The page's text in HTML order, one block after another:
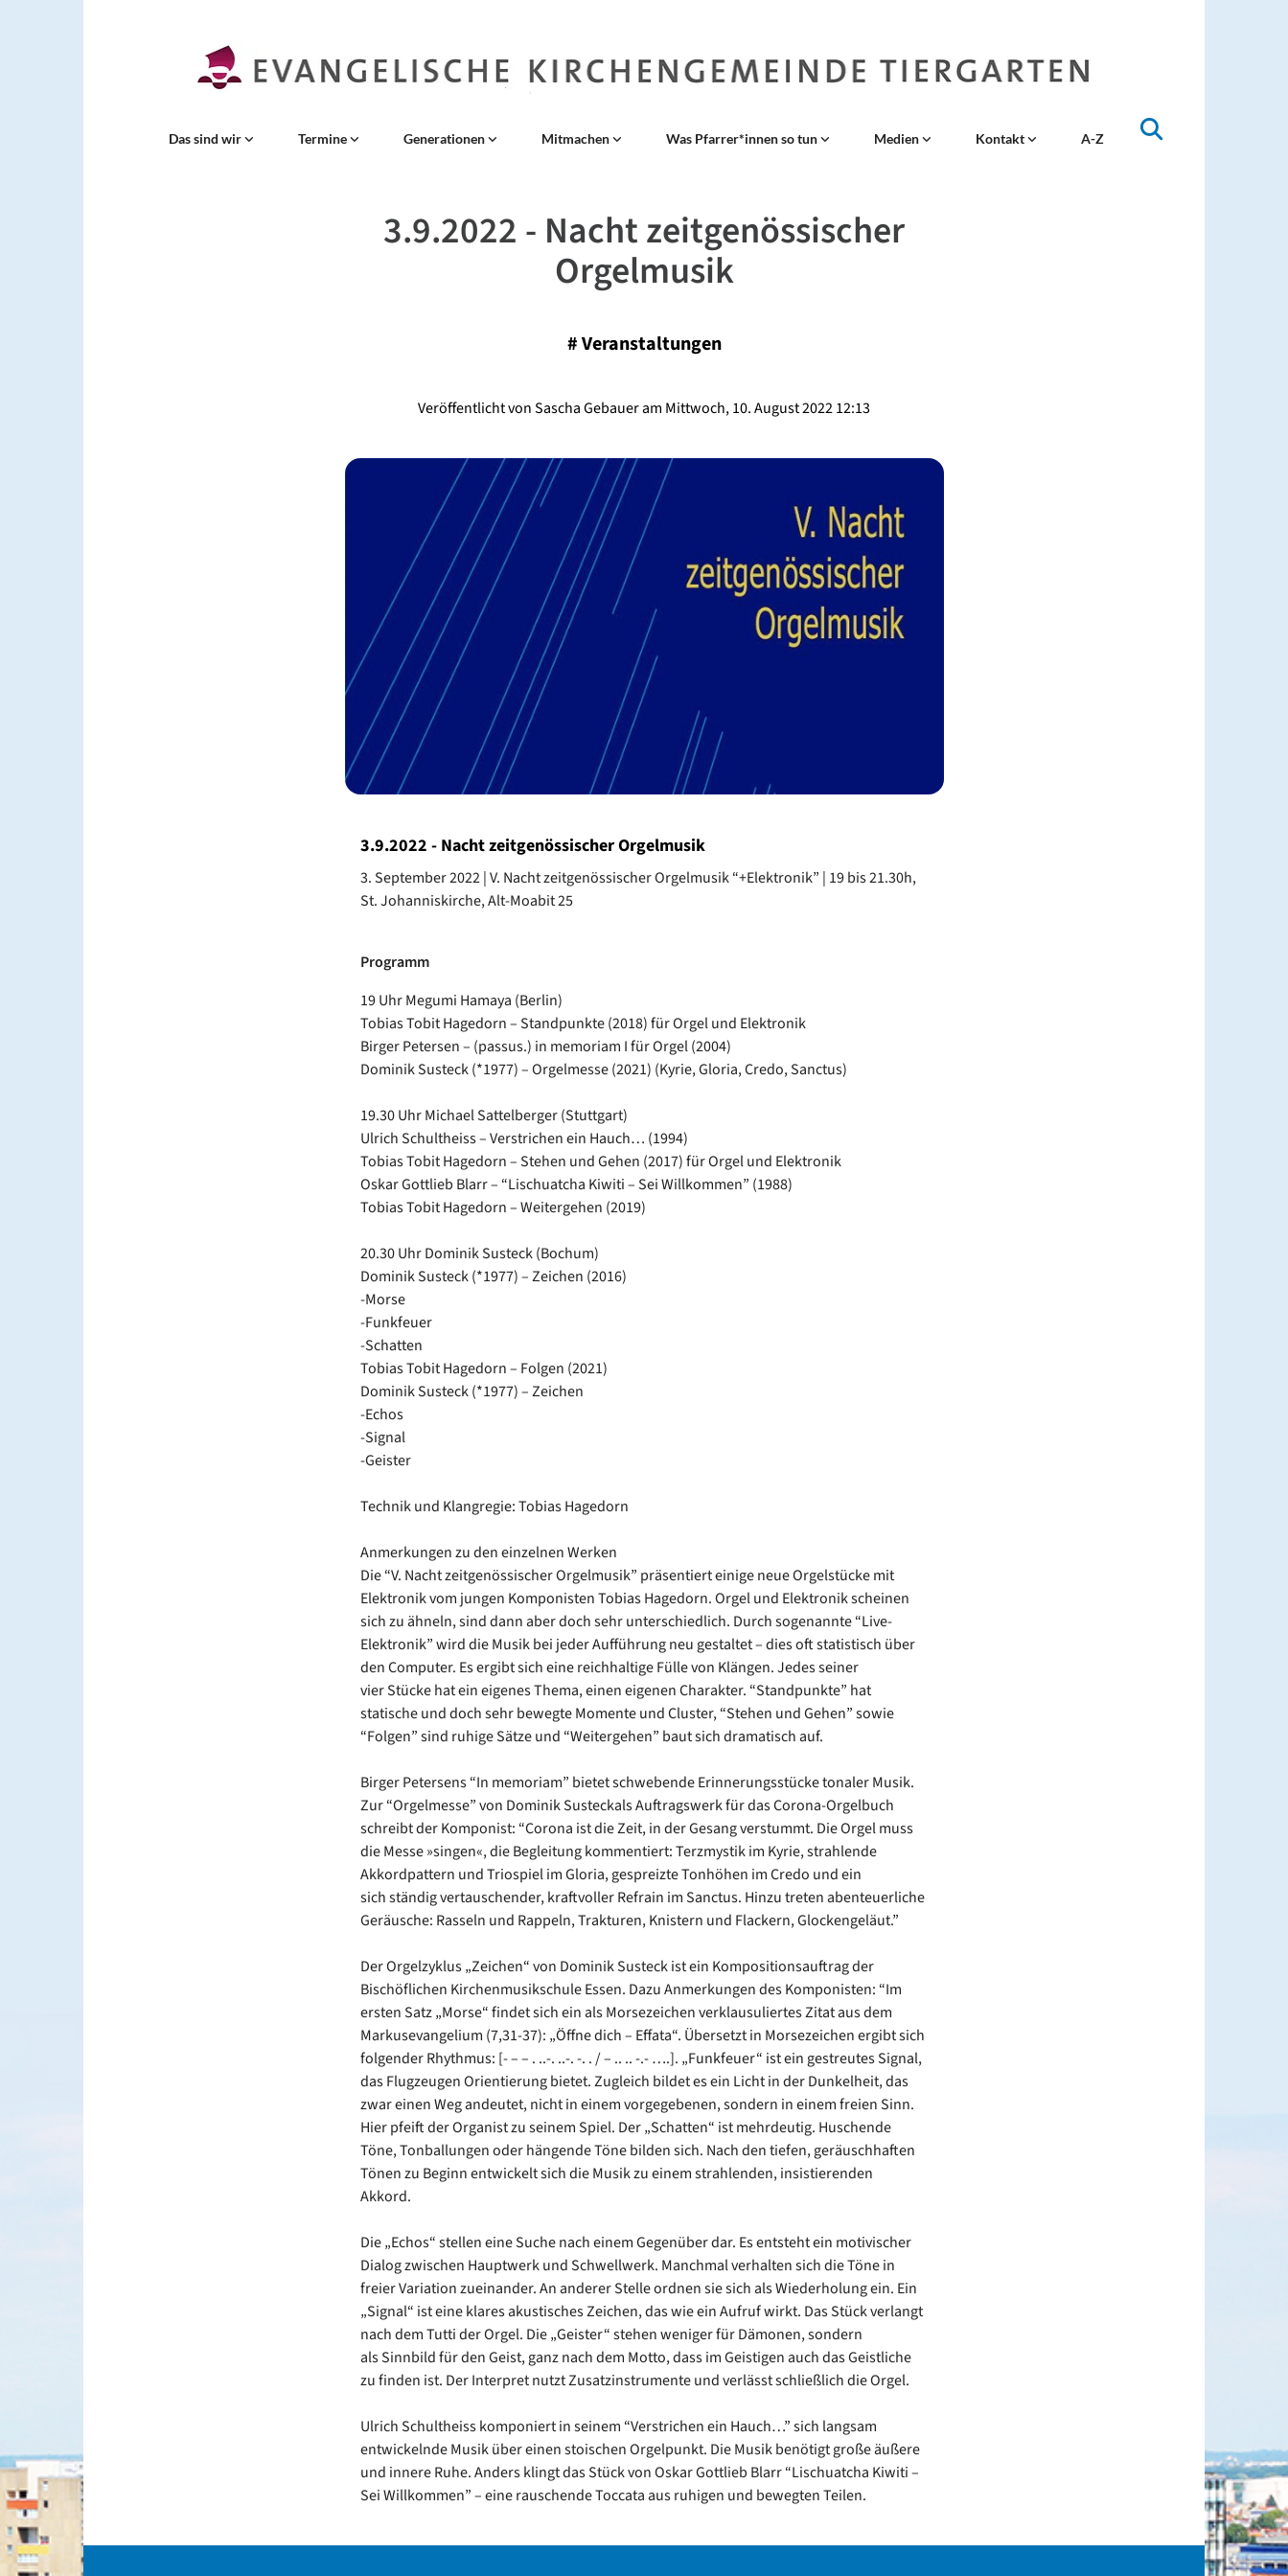
Das sind wir Termine Generationen Mitmachen Was Pfarrer*innen so tun Medien Kontakt A-Z
3.9.2022 - Nacht zeitgenössischer
Orgelmusik
#Veranstaltungen
Veröffentlicht von Sascha Gebauer am Mittwoch, 10. August 2022 12:13
3.9.2022 - Nacht zeitgenössischer Orgelmusik
3. September 2022 | V. Nacht zeitgenössischer Orgelmusik “+Elektronik” | 19 bis 21.30h,
St. Johanniskirche, Alt-Moabit 25
Programm
19 Uhr Megumi Hamaya (Berlin)
Tobias Tobit Hagedorn – Standpunkte (2018) für Orgel und Elektronik
Birger Petersen – (passus.) in memoriam I für Orgel (2004)
Dominik Susteck (*1977) – Orgelmesse (2021) (Kyrie, Gloria, Credo, Sanctus)
19.30 Uhr Michael Sattelberger (Stuttgart)
Ulrich Schultheiss – Verstrichen ein Hauch… (1994)
Tobias Tobit Hagedorn – Stehen und Gehen (2017) für Orgel und Elektronik
Oskar Gottlieb Blarr – “Lischuatcha Kiwiti – Sei Willkommen” (1988)
Tobias Tobit Hagedorn – Weitergehen (2019)
20.30 Uhr Dominik Susteck (Bochum)
Dominik Susteck (*1977) – Zeichen (2016)
-Morse
-Funkfeuer
-Schatten
Tobias Tobit Hagedorn – Folgen (2021)
Dominik Susteck (*1977) – Zeichen
-Echos
-Signal
-Geister
Technik und Klangregie: Tobias Hagedorn
Anmerkungen zu den einzelnen Werken
Die “V. Nacht zeitgenössischer Orgelmusik” präsentiert einige neue Orgelstücke mit
Elektronik vom jungen Komponisten Tobias Hagedorn. Orgel und Elektronik scheinen
sich zu ähneln, sind dann aber doch sehr unterschiedlich. Durch sogenannte “Live-
Elektronik” wird die Musik bei jeder Aufführung neu gestaltet – dies oft statistisch über
den Computer. Es ergibt sich eine reichhaltige Fülle von Klängen. Jedes seiner
vier Stücke hat ein eigenes Thema, einen eigenen Charakter. “Standpunkte” hat
statische und doch sehr bewegte Momente und Cluster, “Stehen und Gehen” sowie
“Folgen” sind ruhige Sätze und “Weitergehen” baut sich dramatisch auf.
Birger Petersens “In memoriam” bietet schwebende Erinnerungsstücke tonaler Musik.
Zur “Orgelmesse” von Dominik Susteckals Auftragswerk für das Corona-Orgelbuch
schreibt der Komponist: “Corona ist die Zeit, in der Gesang verstummt. Die Orgel muss
die Messe »singen«, die Begleitung kommentiert: Terzmystik im Kyrie, strahlende
Akkordpattern und Triospiel im Gloria, gespreizte Tonhöhen im Credo und ein
sich ständig vertauschender, kraftvoller Refrain im Sanctus. Hinzu treten abenteuerliche
Geräusche: Rasseln und Rappeln, Trakturen, Knistern und Flackern, Glockengeläut.”
Der Orgelzyklus „Zeichen“ von Dominik Susteck ist ein Kompositionsauftrag der
Bischöflichen Kirchenmusikschule Essen. Dazu Anmerkungen des Komponisten: “Im
ersten Satz „Morse“ findet sich ein als Morsezeichen verklausuliertes Zitat aus dem
Markusevangelium (7,31-37): „Öffne dich – Effata“. Übersetzt in Morsezeichen ergibt sich
folgender Rhythmus: [- – – . ..-. ..-. -. . / – .. .. -.- ….]. „Funkfeuer“ ist ein gestreutes Signal,
das Flugzeugen Orientierung bietet. Zugleich bildet es ein Licht in der Dunkelheit, das
zwar einen Weg andeutet, nicht in einem vorgegebenen, sondern in einem freien Sinn.
Hier pfeift der Organist zu seinem Spiel. Der „Schatten“ ist mehrdeutig. Huschende
Töne, Tonballungen oder hängende Töne bilden sich. Nach den tiefen, geräuschhaften
Tönen zu Beginn entwickelt sich die Musik zu einem strahlenden, insistierenden
Akkord.
Die „Echos“ stellen eine Suche nach einem Gegenüber dar. Es entsteht ein motivischer
Dialog zwischen Hauptwerk und Schwellwerk. Manchmal verhalten sich die Töne in
freier Variation zueinander. An anderer Stelle ordnen sie sich als Wiederholung ein. Ein
„Signal“ ist eine klares akustisches Zeichen, das wie ein Aufruf wirkt. Das Stück verlangt
nach dem Tutti der Orgel. Die „Geister“ stehen weniger für Dämonen, sondern
als Sinnbild für den Geist, ganz nach dem Motto, dass im Geistigen auch das Geistliche
zu finden ist. Der Interpret nutzt Zusatzinstrumente und verlässt schließlich die Orgel.
Ulrich Schultheiss komponiert in seinem “Verstrichen ein Hauch…” sich langsam
entwickelnde Musik über einen stoischen Orgelpunkt. Die Musik benötigt große äußere
und innere Ruhe. Anders klingt das Stück von Oskar Gottlieb Blarr “Lischuatcha Kiwiti –
Sei Willkommen” – eine rauschende Toccata aus ruhigen und bewegten Teilen.